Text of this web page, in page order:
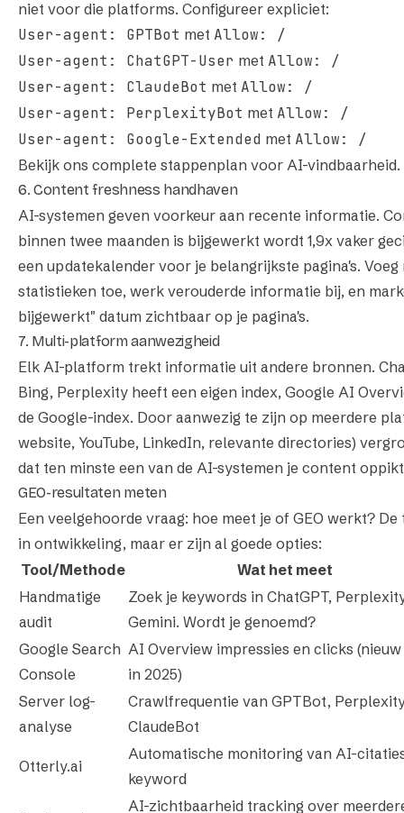
niet voor die platforms. Configureer expliciet:
User-agent: GPTBot met Allow: /
User-agent: ChatGPT-User met Allow: /
User-agent: ClaudeBot met Allow: /
User-agent: PerplexityBot met Allow: /
User-agent: Google-Extended met Allow: /
Bekijk ons complete stappenplan voor AI-vindbaarheid.
6. Content freshness handhaven
AI-systemen geven voorkeur aan recente informatie.
binnen twee maanden is bijgewerkt wordt 1,9x vaker
een updatekalender voor je belangrijkste pagina's. Voeg
statistieken toe, werk verouderde informatie bij, en
bijgewerkt" datum zichtbaar op je pagina's.
7. Multi-platform aanwezigheid
Elk AI-platform trekt informatie uit andere bronnen.
Bing, Perplexity heeft een eigen index, Google AI
de Google-index. Door aanwezig te zijn op meerdere
website, YouTube, LinkedIn, relevante directories)
dat ten minste een van de AI-systemen je content
GEO-resultaten meten
Een veelgehoorde vraag: hoe meet je of GEO werkt?
in ontwikkeling, maar er zijn al goede opties:
Tool/Methode
Wat het meet
Handmatige
audit
Zoek je keywords in ChatGPT,
Gemini. Wordt je genoemd?
Google Search
Console
AI Overview impressies en clicks
in 2025)
Server log-
analyse
Crawlfrequentie van GPTBot,
ClaudeBot
Otterly.ai
Automatische monitoring van AI-
keyword
AI-zichtbaarheid tracking over